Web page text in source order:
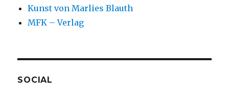
Kunst von Marlies Blauth
MFK – Verlag
SOCIAL